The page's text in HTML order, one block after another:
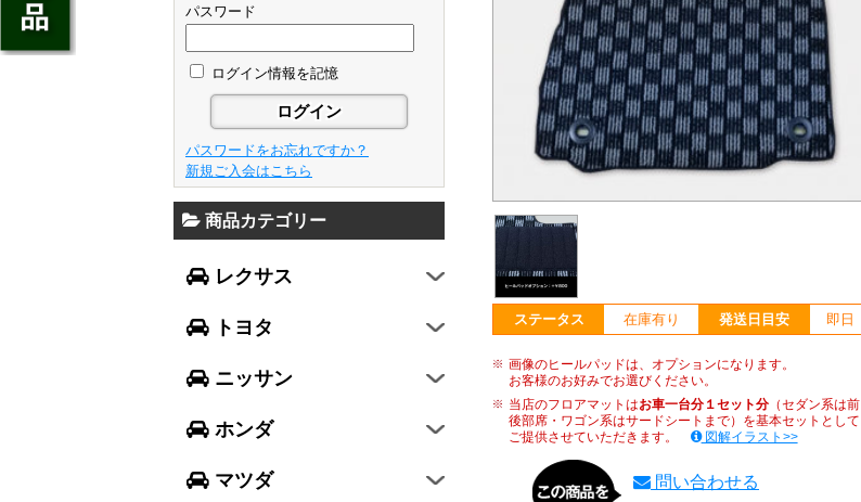
ステータス 在庫有り 発送日目安 即日
画像のヒールパッドは、オプションになります。
お客様のお好みでお選びください。
当店のフロアマットはお車一台分１セット分（セダン系は前
後部席・ワゴン系はサードシートまで）を基本セットとして
ご提供させていただきます。
図解イラスト>>
問い合わせる
パスワード
ログイン情報を記憶
パスワードをお忘れですか？
新規ご入会はこちら
商品カテゴリー
レクサス
GS
GS F
NX
RX
LX570
RC
LC
トヨタ
アベンシス
カローラ フィールダー
プリウスα
FJクルーザー
CH-R
ハリアー
86
ニッサン
セレナ
エルグランド
エクストレイル
ティアナ
スカイライン
GT-R
ホンダ
ジェイド
フリード
N-ONE
N-BOX
N-BOX SLASH
N-BOX+
N-WGN
グレイス
ヴェゼル
マツダ
フレア
フレアワゴン
フレアクロスオーバー
キャロル
デミオ
アクセラ スポーツ
アテンザ ワゴン
CX-3
ビアンテ
レガシィ B4
レガシィ アウトバック
WRX S4
インプレッサ スポーツ
インプレッサ G4
ミラ イース
ミラ
ミラ ココア
ムーヴ キャンバス
タント
スペーシア
ハスラー
エヴリィワゴン